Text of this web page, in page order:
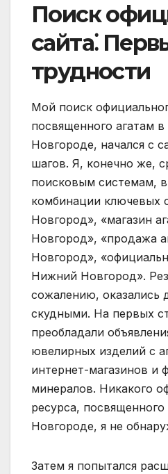
Поиск
сайта⁚
трудности
Мой поиск
посвященного агатам
Новгороде, начался с
шагов. Я, конечно же,
поисковым системам,
комбинации ключевых
Новгород», «магазин
Новгород», «продажа
Новгород»,
Нижний Новгород».
сожалению, оказались
скудными. На первых
преобладали
ювелирных изделий с
интернет-магазинов и
минералов. Никакого
ресурса,
Новгороде, я не
Затем я попытался